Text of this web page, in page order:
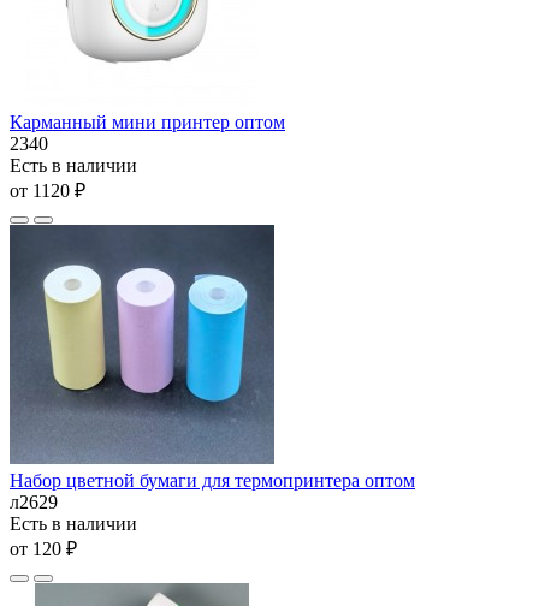
Карманный мини принтер оптом
2340
Есть в наличии
от 1120 ₽
Набор цветной бумаги для термопринтера оптом
л2629
Есть в наличии
от 120 ₽